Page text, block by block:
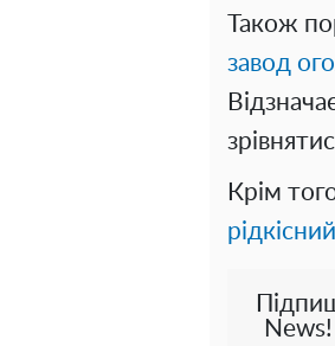
Також
завод
Крім